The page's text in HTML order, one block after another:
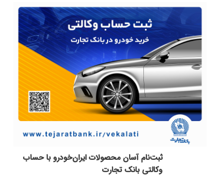
ثبت‌نام آسان محصولات ایران‌خودرو با حساب
وکالتی بانک تجارت